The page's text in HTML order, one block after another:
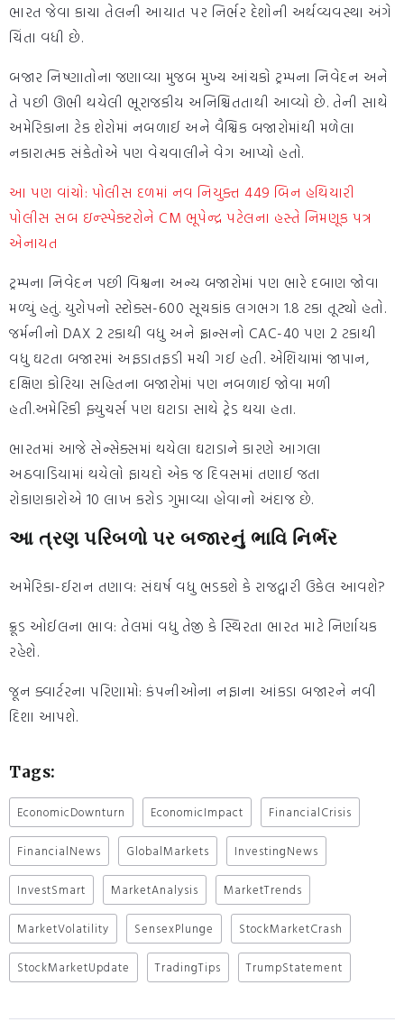
ભારત જેવા કાચા તેલની આયાત પર નિર્ભર દેશોની અર્થવ્યવસ્થા અંગે
ચિંતા વધી છે.
બજાર નિષ્ણાતોના જણાવ્યા મુજબ મુખ્ય આંચકો ટ્રમ્પના નિવેદન અને
તે પછી ઊભી થયેલી ભૂરાજકીય અનિશ્ચિતતાથી આવ્યો છે. તેની સાથે
અમેરિકાના ટેક શેરોમાં નબળાઈ અને વૈશ્વિક બજારોમાંથી મળેલા
નકારાત્મક સંકેતોએ પણ વેચવાલીને વેગ આપ્યો હતો.
આ પણ વાંચો: પોલીસ દળમાં નવ નિયુક્ત 449 બિન હથિયારી
પોલીસ સબ ઇન્સ્પેક્ટરોને CM ભૂપેન્દ્ર પટેલના હસ્તે નિમણૂક પત્ર
એનાયત
ટ્રમ્પના નિવેદન પછી વિશ્વના અન્ય બજારોમાં પણ ભારે દબાણ જોવા
મળ્યું હતું. યુરોપનો સ્ટોક્સ-600 સૂચકાંક લગભગ 1.8 ટકા તૂટ્યો હતો.
જર્મનીનો DAX 2 ટકાથી વધુ અને ફ્રાન્સનો CAC-40 પણ 2 ટકાથી
વધુ ઘટતા બજારમાં અફડાતફડી મચી ગઈ હતી. એશિયામાં જાપાન,
દક્ષિણ કોરિયા સહિતના બજારોમાં પણ નબળાઈ જોવા મળી
હતી.અમેરિકી ફ્યુચર્સ પણ ઘટાડા સાથે ટ્રેડ થયા હતા.
ભારતમાં આજે સેન્સેક્સમાં થયેલા ઘટાડાને કારણે આગલા
અઠવાડિયામાં થયેલો ફાયદો એક જ દિવસમાં તણાઈ જતા
રોકાણકારોએ 10 લાખ કરોડ ગુમાવ્યા હોવાનો અંદાજ છે.
આ ત્રણ પરિબળો પર બજારનું ભાવિ નિર્ભર
અમેરિકા-ઈરાન તણાવ: સંઘર્ષ વધુ ભડકશે કે રાજદ્વારી ઉકેલ આવશે?
ક્રૂડ ઓઈલના ભાવ: તેલમાં વધુ તેજી કે સ્થિરતા ભારત માટે નિર્ણાયક
રહેશે.
જૂન ક્વાર્ટરના પરિણામો: કંપનીઓના નફાના આંકડા બજારને નવી
દિશા આપશે.
Tags:
EconomicDownturn EconomicImpact FinancialCrisis
FinancialNews GlobalMarkets InvestingNews
InvestSmart MarketAnalysis MarketTrends
MarketVolatility SensexPlunge StockMarketCrash
StockMarketUpdate TradingTips TrumpStatement